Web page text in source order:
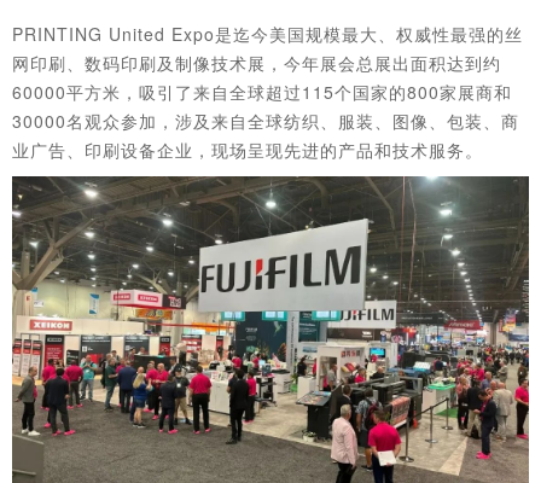
PRINTING United Expo是迄今美国规模最大、权威性最强的丝
网印刷、数码印刷及制像技术展，今年展会总展出面积达到约
60000平方米，吸引了来自全球超过115个国家的800家展商和
30000名观众参加，涉及来自全球纺织、服装、图像、包装、商
业广告、印刷设备企业，现场呈现先进的产品和技术服务。